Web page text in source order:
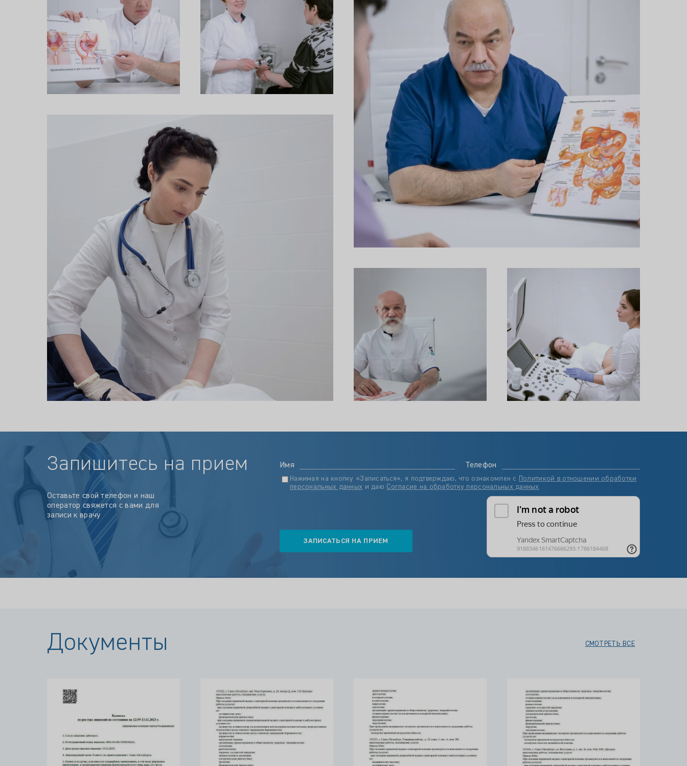
Запишитесь на прием
Оставьте свой телефон и наш
оператор свяжется с вами для
записи к врачу
Имя Телефон
Нажимая на кнопку «Записаться», я подтверждаю, что ознакомлен с
Политикой в отношении обработки
персональных данных и даю Согласие на обработку персональных данных
Документы СМОТРЕТЬ ВСЕ